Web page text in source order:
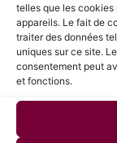
telles que les
appareils. Le fait de
traiter des données
uniques sur ce site.
consentement peut
et fonctions.
4 juillet 2024